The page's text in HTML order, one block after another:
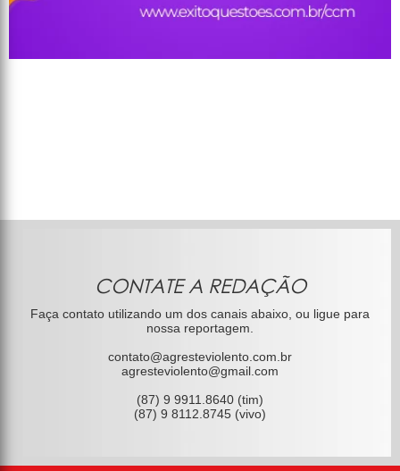
CONTATE A REDAÇÃO
Faça contato utilizando um dos canais abaixo, ou ligue para
nossa reportagem.
contato@agresteviolento.com.br
agresteviolento@gmail.com
(87) 9 9911.8640 (tim)
(87) 9 8112.8745 (vivo)